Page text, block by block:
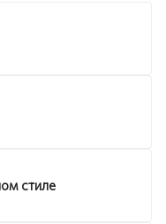
стиле